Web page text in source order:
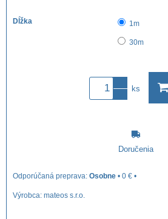
Dĺžka 1m
30m
ks
Doručenia
Osobne • 0 € •
Výrobca: mateos s.r.o.